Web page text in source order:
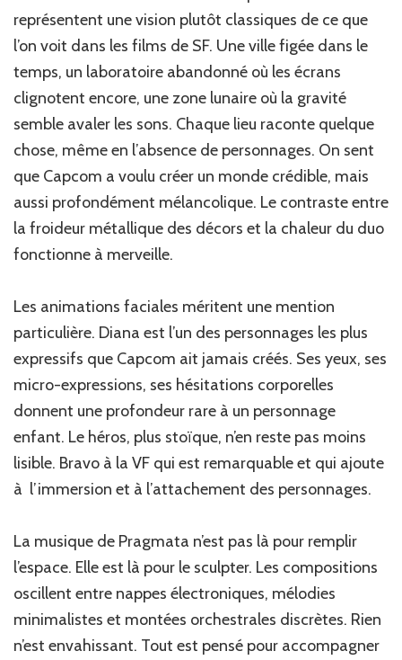
représentent une vision plutôt classiques de ce que
l’on voit dans les films de SF. Une ville figée dans le
temps, un laboratoire abandonné où les écrans
clignotent encore, une zone lunaire où la gravité
semble avaler les sons. Chaque lieu raconte quelque
chose, même en l’absence de personnages. On sent
que Capcom a voulu créer un monde crédible, mais
aussi profondément mélancolique. Le contraste entre
la froideur métallique des décors et la chaleur du duo
fonctionne à merveille.
Les animations faciales méritent une mention
particulière. Diana est l’un des personnages les plus
expressifs que Capcom ait jamais créés. Ses yeux, ses
micro-expressions, ses hésitations corporelles
donnent une profondeur rare à un personnage
enfant. Le héros, plus stoïque, n’en reste pas moins
lisible. Bravo à la VF qui est remarquable et qui ajoute
à l’immersion et à l’attachement des personnages.
La musique de Pragmata n’est pas là pour remplir
l’espace. Elle est là pour le sculpter. Les compositions
oscillent entre nappes électroniques, mélodies
minimalistes et montées orchestrales discrètes. Rien
n’est envahissant. Tout est pensé pour accompagner